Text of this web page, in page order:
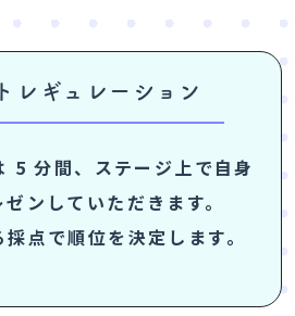
レギュレーション
5 分間、ステージ上で自身
ンしていただきます。
点で順位を決定します。